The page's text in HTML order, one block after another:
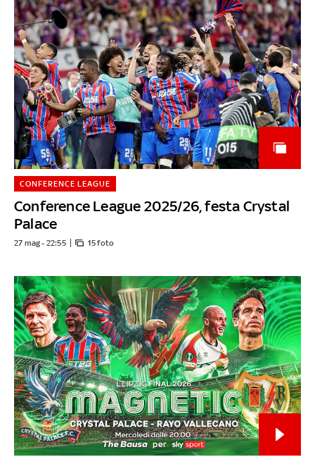
Conference League 2025/26, festa Crystal
Palace
CONFERENCE LEAGUE
27 mag - 22:55 15 foto